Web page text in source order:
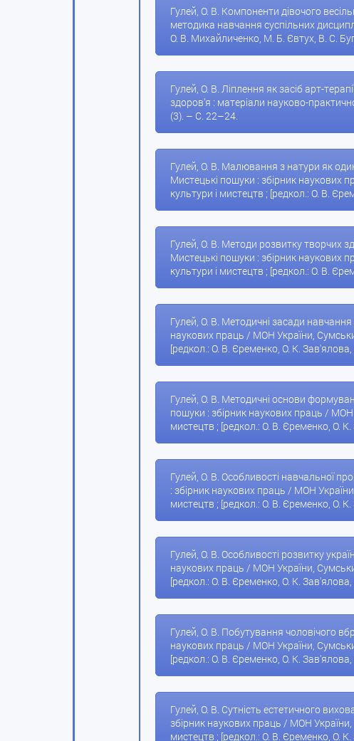
Гулей, О. В. Компоненти дівочого
методика навчання суспільних
О. В. Михайличенко, М. Б. Євтух, В. С.
Гулей, О. В. Ліплення як засіб арт-
здоров’я : матеріали науково-
(3). – С. 22–24.
Гулей, О. В. Малювання з натури як
Мистецькі пошуки : збірник наукових
культури і мистецтв ; [редкол.: О. В.
Гулей, О. В. Методи розвитку творчих
Мистецькі пошуки : збірник наукових
культури і мистецтв ; [редкол.: О. В.
Гулей, О. В. Методичні засади
наукових праць / МОН України,
[редкол.: О. В. Єременко, О. К.
Гулей, О. В. Методичні основи
пошуки : збірник наукових праць / МОН
мистецтв ; [редкол.: О. В. Єременко, О.
Гулей, О. В. Особливості навчальної
: збірник наукових праць / МОН
мистецтв ; [редкол.: О. В. Єременко, О.
Гулей, О. В. Особливості розвитку
наукових праць / МОН України,
[редкол.: О. В. Єременко, О. К.
Гулей, О. В. Побутування чоловічого
наукових праць / МОН України,
[редкол.: О. В. Єременко, О. К.
Гулей, О. В. Сутність естетичного
збірник наукових праць / МОН
мистецтв ; [редкол.: О. В. Єременко, О.